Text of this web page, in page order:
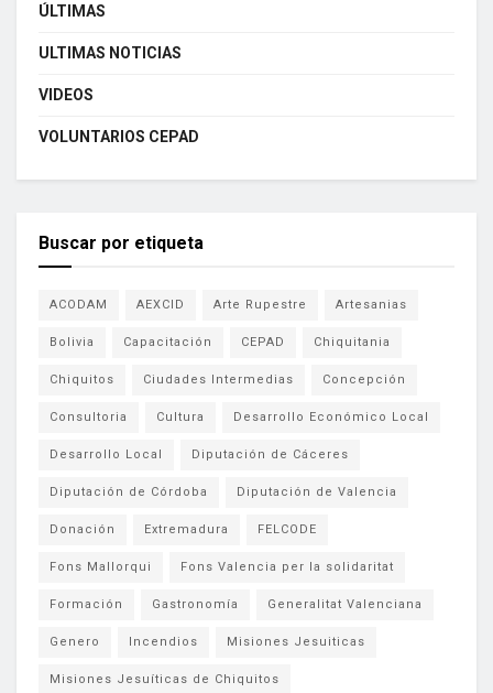
ÚLTIMAS
ULTIMAS NOTICIAS
VIDEOS
VOLUNTARIOS CEPAD
Buscar por etiqueta
ACODAM AEXCID Arte Rupestre Artesanias
Bolivia Capacitación CEPAD Chiquitania
Chiquitos Ciudades Intermedias Concepción
Consultoria Cultura Desarrollo Económico Local
Desarrollo Local Diputación de Cáceres
Diputación de Córdoba Diputación de Valencia
Donación Extremadura FELCODE
Fons Mallorqui Fons Valencia per la solidaritat
Formación Gastronomía Generalitat Valenciana
Genero Incendios Misiones Jesuiticas
Misiones Jesuíticas de Chiquitos